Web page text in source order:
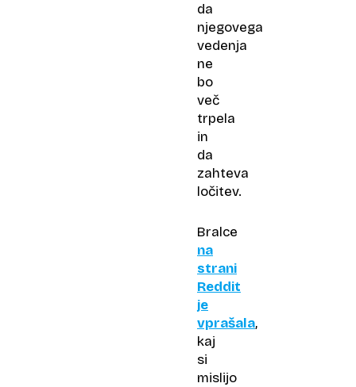
da
njegovega
vedenja
ne
bo
več
trpela
in
da
zahteva
ločitev.
Bralce
na
strani
Reddit
je
vprašala,
kaj
si
mislijo